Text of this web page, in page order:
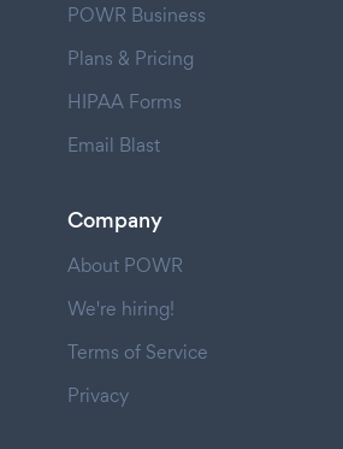
POWR Business
Plans & Pricing
HIPAA Forms
Email Blast
Company
About POWR
We're hiring!
Terms of Service
Privacy